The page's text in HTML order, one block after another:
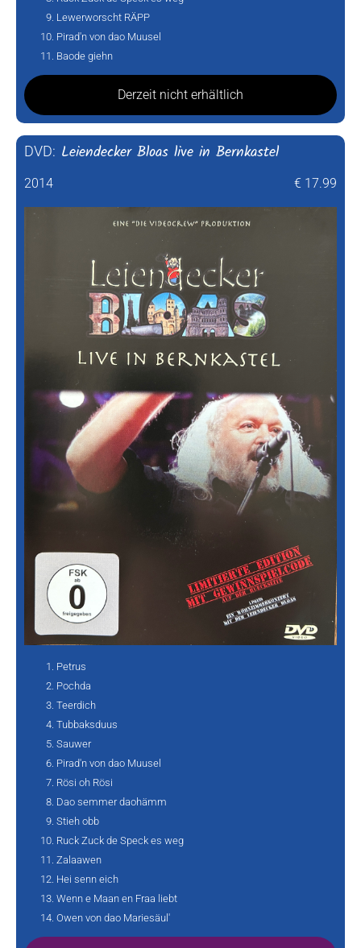
Lewerworscht RÄPP
Pirad'n von dao Muusel
Baode giehn
Derzeit nicht erhältlich
DVD: Leiendecker Bloas live in Bernkastel
2014 € 17.99
Petrus
Pochda
Teerdich
Tubbaksduus
Sauwer
Pirad'n von dao Muusel
Rösi oh Rösi
Dao semmer daohämm
Stieh obb
Ruck Zuck de Speck es weg
Zalaawen
Hei senn eich
Wenn e Maan en Fraa liebt
Owen von dao Mariesäul'